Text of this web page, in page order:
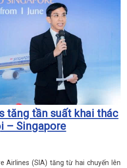
tăng tần suất khai thác
– Singapore
Airlines (SIA) tăng từ hai chuyến lên